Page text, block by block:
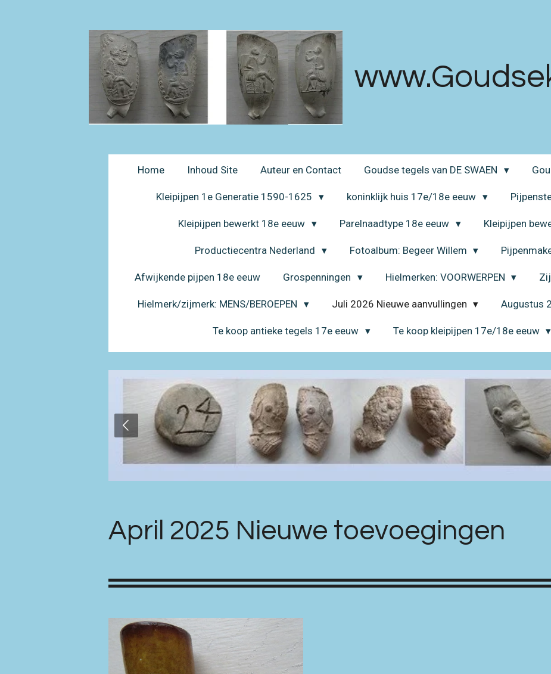
Home Inhoud Site Auteur en Contact Goudse tegels van DE SWAEN
Kleipijpen 1e Generatie 1590-1625 koninklijk huis 17e/18e eeuw
Kleipijpen bewerkt 18e eeuw Parelnaadtype 18e eeuw Kleipijpen
Productiecentra Nederland Fotoalbum: Begeer Willem
Afwijkende pijpen 18e eeuw Grospenningen Hielmerken: VOORWERPEN
Hielmerk/zijmerk: MENS/BEROEPEN Juli 2026 Nieuwe aanvullingen Augustus
Te koop antieke tegels 17e eeuw Te koop kleipijpen 17e/18e eeuw
April 2025 Nieuwe toevoegingen